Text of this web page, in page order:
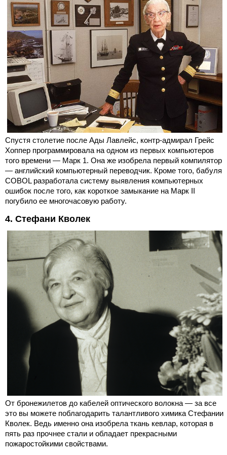
Спустя столетие после Ады Лавлейс, контр-адмирал Грейс
Хоппер программировала на одном из первых компьютеров
того времени — Марк 1. Она же изобрела первый компилятор
— английский компьютерный переводчик. Кроме того, бабуля
COBOL разработала систему выявления компьютерных
ошибок после того, как короткое замыкание на Марк II
погубило ее многочасовую работу.
4. Стефани Кволек
От бронежилетов до кабелей оптического волокна — за все
это вы можете поблагодарить талантливого химика Стефании
Кволек. Ведь именно она изобрела ткань кевлар, которая в
пять раз прочнее стали и обладает прекрасными
пожаростойкими свойствами.